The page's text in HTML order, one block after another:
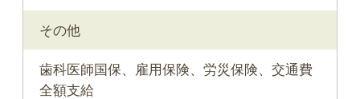
その他
歯科医師国保、雇用保険、労災保険、交通費
全額支給